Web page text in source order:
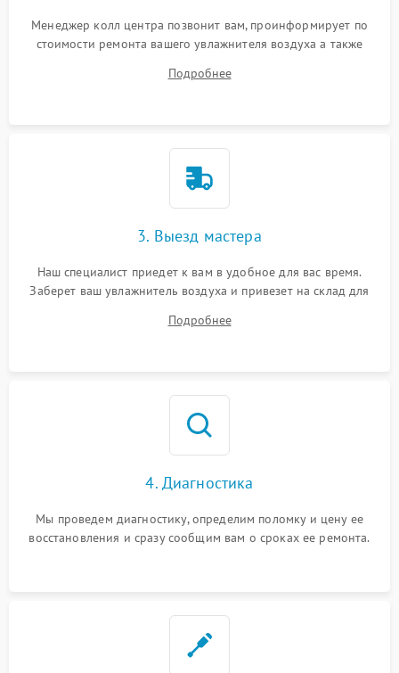
Менеджер колл центра позвонит вам, проинформирует по
стоимости ремонта вашего увлажнителя воздуха а также
Подробнее
3. Выезд мастера
Наш специалист приедет к вам в удобное для вас время.
Заберет ваш увлажнитель воздуха и привезет на склад для
Подробнее
4. Диагностика
Мы проведем диагностику, определим поломку и цену ее
восстановления и сразу сообщим вам о сроках ее ремонта.